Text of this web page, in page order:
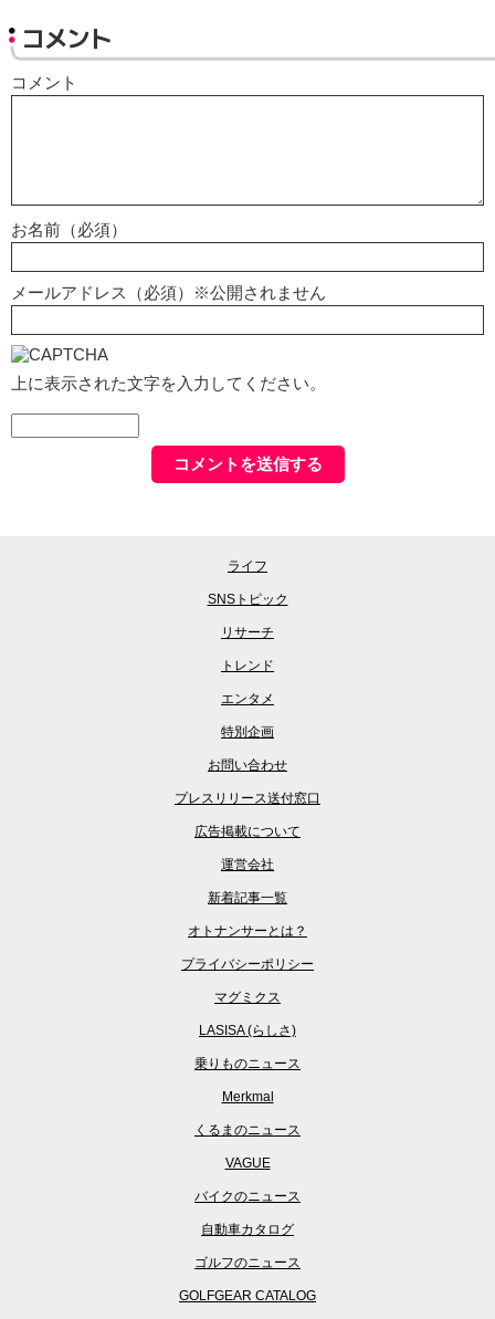
コメント
コメント
お名前（必須）
メールアドレス（必須）※公開されません
上に表示された文字を入力してください。
ライフ
SNSトピック
リサーチ
トレンド
エンタメ
特別企画
お問い合わせ
プレスリリース送付窓口
広告掲載について
運営会社
新着記事一覧
オトナンサーとは？
プライバシーポリシー
マグミクス
LASISA (らしさ)
乗りものニュース
Merkmal
くるまのニュース
VAGUE
バイクのニュース
自動車カタログ
ゴルフのニュース
GOLFGEAR CATALOG